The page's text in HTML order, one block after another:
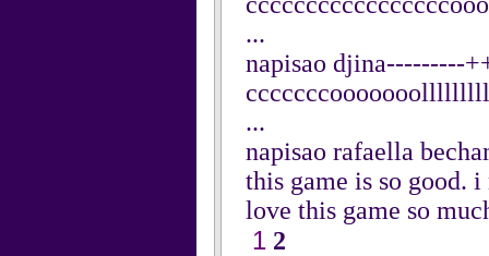
...
napisao djina---------
...
napisao rafaella
this game is so good.
love this game so
1 2